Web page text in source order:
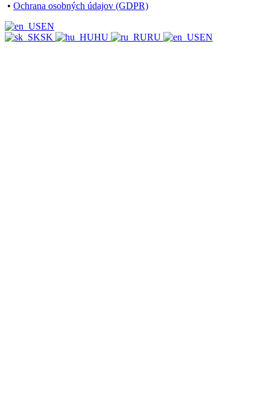
• Ochrana osobných údajov (GDPR)
EN
SK
HU RU EN